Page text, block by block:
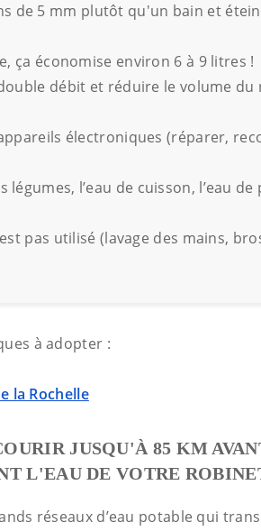
de 5 mm plutôt qu'un bain et
ça économise environ 6 à 9 litres !
débit et réduire le volume
électroniques (réparer,
légumes, l’eau de cuisson, l’eau
pas utilisé (lavage des mains,
à adopter :
la Rochelle
JUSQU'À 85 KM
L'EAU DE VOTRE
réseaux d’eau potable qui